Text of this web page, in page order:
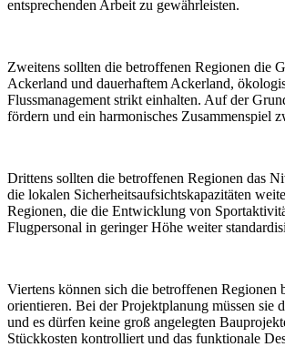
entsprechenden Arbeit zu gewährleisten.
Zweitens sollten die betroffenen Regionen die
Ackerland und dauerhaftem Ackerland,
Flussmanagement strikt einhalten. Auf der
fördern und ein harmonisches Zusammenspiel
Drittens sollten die betroffenen Regionen das
die lokalen Sicherheitsaufsichtskapazitäten
Regionen, die die Entwicklung von
Flugpersonal in geringer Höhe weiter
Viertens können sich die betroffenen
orientieren. Bei der Projektplanung müssen sie
und es dürfen keine groß angelegten
Stückkosten kontrolliert und das funktionale